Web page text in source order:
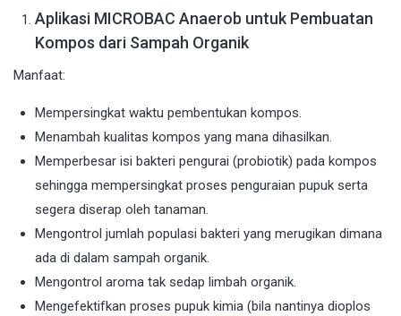
Aplikasi MICROBAC Anaerob untuk Pembuatan
Kompos dari Sampah Organik
Manfaat:
Mempersingkat waktu pembentukan kompos.
Menambah kualitas kompos yang mana dihasilkan.
Memperbesar isi bakteri pengurai (probiotik) pada kompos
sehingga mempersingkat proses penguraian pupuk serta
segera diserap oleh tanaman.
Mengontrol jumlah populasi bakteri yang merugikan dimana
ada di dalam sampah organik.
Mengontrol aroma tak sedap limbah organik.
Mengefektifkan proses pupuk kimia (bila nantinya dioplos